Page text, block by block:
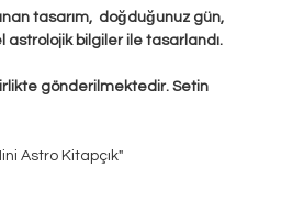
tasarım, doğduğunuz gün,
bilgiler ile tasarlandı.
gönderilmektedir. Setin
Astro Kitapçık"